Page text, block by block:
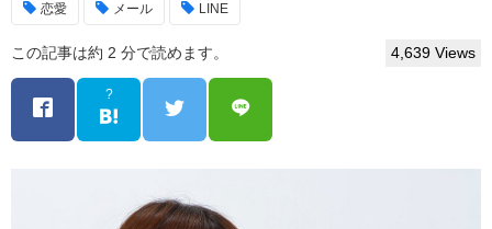
恋愛 メール LINE
この記事は約 2 分で読めます。 4,639 Views
?